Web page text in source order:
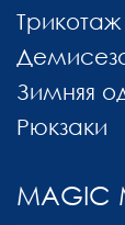
MAGIC
Трикотаж
Зимняя
Рюкзаки